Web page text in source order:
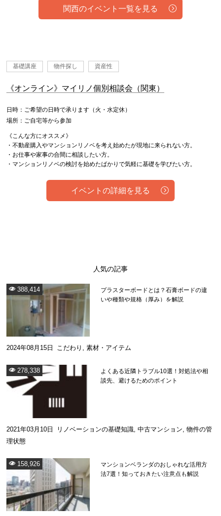
関西のイベント一覧を見る
基礎講座 物件探し 資産性
《オンライン》マイリノ個別相談会（関東）
日時：ご希望の日時で承ります（火・水定休）
場所：ご自宅等から参加
《こんな方にオススメ》
・不動産購入やマンションリノベを考え始めたが現地に来られない方。
・お仕事や家事の合間に相談したい方。
・マンションリノベの検討を始めたばかりで気軽に基礎を学びたい方。
イベントの詳細を見る
人気の記事
プラスターボードとは？石膏ボードの違
いや種類や規格（厚み）を解説
388,414
2024年08月15日 こだわり , 素材・アイテム
よくある近隣トラブル10選！対処法や相
談先、避けるためのポイント
278,338
2021年03月10日 リノベーションの基礎知識, 中古マンション 物件の管
理状態
マンションベランダのおしゃれな活用方
法7選！知っておきたい注意点も解説
158,926